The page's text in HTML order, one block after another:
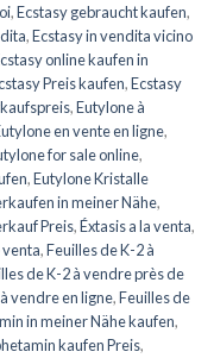
,Ecstasy gebraucht kaufen,
,Ecstasy in vendita vicino
online kaufen in
Preis kaufen,Ecstasy
,Eutylone à
en vente en ligne,
for sale online,
,Eutylone Kristalle
in meiner Nähe,
Preis,Éxtasis a la venta,
venta,Feuilles de K-2 à
de K-2 à vendre près de
vendre en ligne,Feuilles de
in meiner Nähe kaufen,
kaufen Preis,